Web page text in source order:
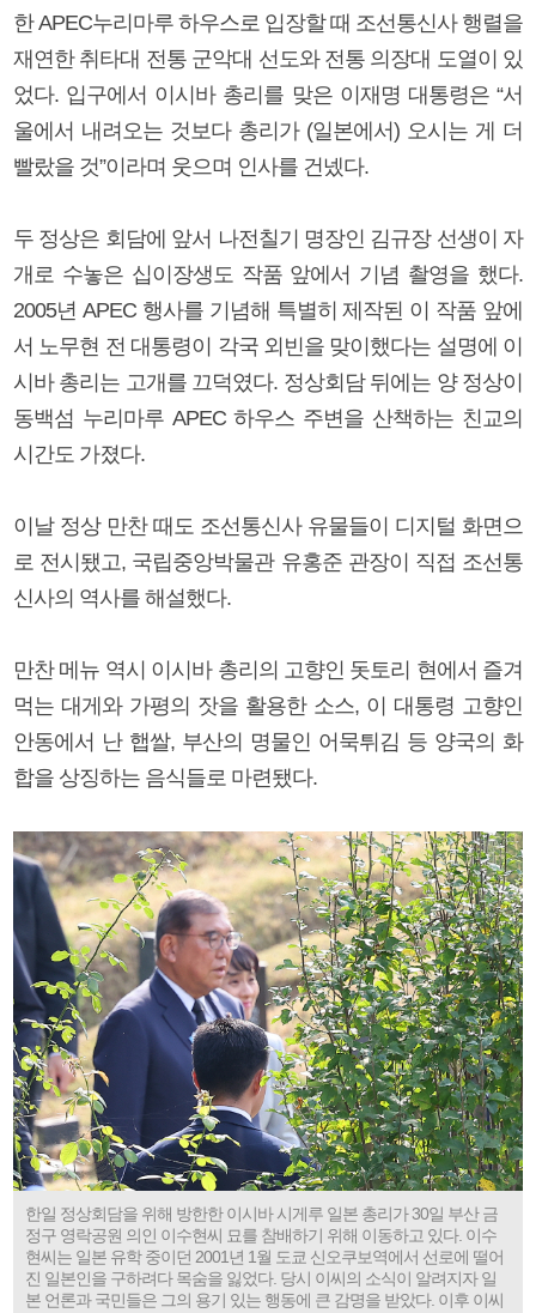
한 APEC누리마루 하우스로 입장할 때 조선통신사 행렬을
재연한 취타대 전통 군악대 선도와 전통 의장대 도열이 있
었다. 입구에서 이시바 총리를 맞은 이재명 대통령은 “서
울에서 내려오는 것보다 총리가 (일본에서) 오시는 게 더
빨랐을 것”이라며 웃으며 인사를 건넸다.
두 정상은 회담에 앞서 나전칠기 명장인 김규장 선생이 자
개로 수놓은 십이장생도 작품 앞에서 기념 촬영을 했다.
2005년 APEC 행사를 기념해 특별히 제작된 이 작품 앞에
서 노무현 전 대통령이 각국 외빈을 맞이했다는 설명에 이
시바 총리는 고개를 끄덕였다. 정상회담 뒤에는 양 정상이
동백섬 누리마루 APEC 하우스 주변을 산책하는 친교의
시간도 가졌다.
이날 정상 만찬 때도 조선통신사 유물들이 디지털 화면으
로 전시됐고, 국립중앙박물관 유홍준 관장이 직접 조선통
신사의 역사를 해설했다.
만찬 메뉴 역시 이시바 총리의 고향인 돗토리 현에서 즐겨
먹는 대게와 가평의 잣을 활용한 소스, 이 대통령 고향인
안동에서 난 햅쌀, 부산의 명물인 어묵튀김 등 양국의 화
합을 상징하는 음식들로 마련됐다.
한일 정상회담을 위해 방한한 이시바 시게루 일본 총리가 30일 부산 금
정구 영락공원 의인 이수현씨 묘를 참배하기 위해 이동하고 있다. 이수
현씨는 일본 유학 중이던 2001년 1월 도쿄 신오쿠보역에서 선로에 떨어
진 일본인을 구하려다 목숨을 잃었다. 당시 이씨의 소식이 알려지자 일
본 언론과 국민들은 그의 용기 있는 행동에 큰 감명을 받았다. 이후 이씨